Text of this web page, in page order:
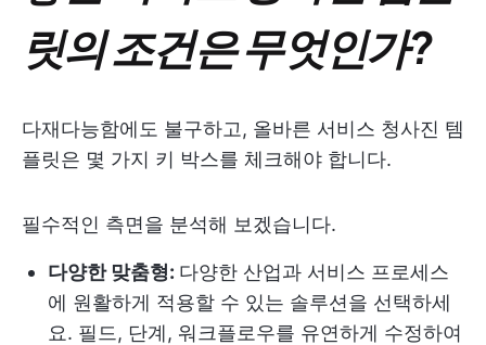
릿의 조건은 무엇인가?
다재다능함에도 불구하고, 올바른 서비스 청사진 템
플릿은 몇 가지 키 박스를 체크해야 합니다.
필수적인 측면을 분석해 보겠습니다.
다양한 맞춤형: 다양한 산업과 서비스 프로세스
에 원활하게 적용할 수 있는 솔루션을 선택하세
요. 필드, 단계, 워크플로우를 유연하게 수정하여